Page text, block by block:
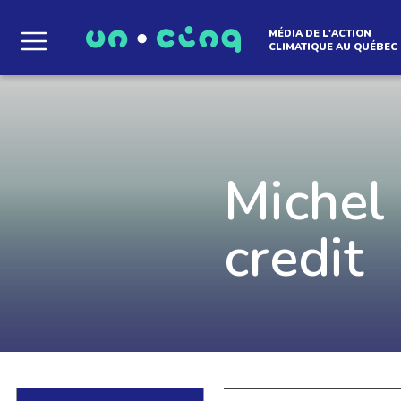
Le média qui
Que des solutions concrètes et inspirantes.
notre infolettre pour découvrir des initiatives
MÉDIA DE L'ACTION
CLIMATIQUE AU QUÉBEC
Michel
credit